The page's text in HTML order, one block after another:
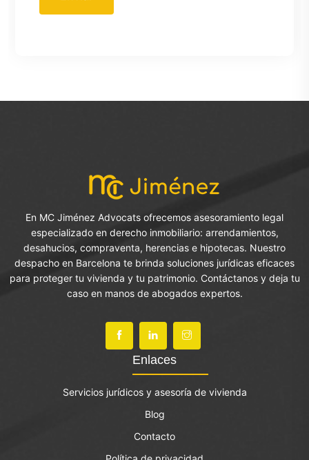
En MC Jiménez Advocats ofrecemos asesoramiento legal
especializado en derecho inmobiliario: arrendamientos,
desahucios, compraventa, herencias e hipotecas. Nuestro
despacho en Barcelona te brinda soluciones jurídicas eficaces
para proteger tu vivienda y tu patrimonio. Contáctanos y deja tu
caso en manos de abogados expertos.
Enlaces
Servicios jurídicos y asesoría de vivienda
Blog
Contacto